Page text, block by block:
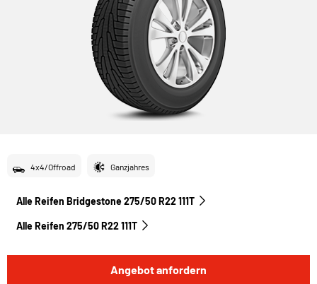
4x4/Offroad Ganzjahres
Alle Reifen Bridgestone 275/50 R22 111T
Alle Reifen‎ 275/50 R22 111T
Angebot anfordern